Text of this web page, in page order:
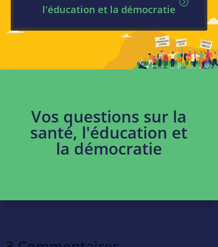
l'éducation et la démocratie
Vos questions sur la
santé, l'éducation et
la démocratie